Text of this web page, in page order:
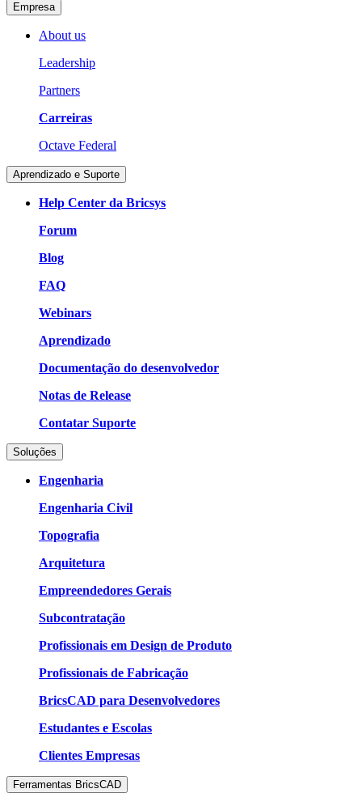
Empresa
About us
Leadership
Partners
Carreiras
Octave Federal
Aprendizado e Suporte
Help Center da Bricsys
Forum
Blog
FAQ
Webinars
Aprendizado
Documentação do desenvolvedor
Notas de Release
Contatar Suporte
Soluções
Engenharia
Engenharia Civil
Topografia
Arquitetura
Empreendedores Gerais
Subcontratação
Profissionais em Design de Produto
Profissionais de Fabricação
BricsCAD para Desenvolvedores
Estudantes e Escolas
Clientes Empresas
Ferramentas BricsCAD